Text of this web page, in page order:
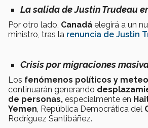
La salida de Justin Trudeau
Por otro lado, Canadá elegirá a un
ministro, tras la renuncia de Justin
Crisis por migraciones
Los fenómenos políticos y
continuarán generando
de personas, especialmente en
Yemen, República Democrática del
Rodríguez Santibáñez.